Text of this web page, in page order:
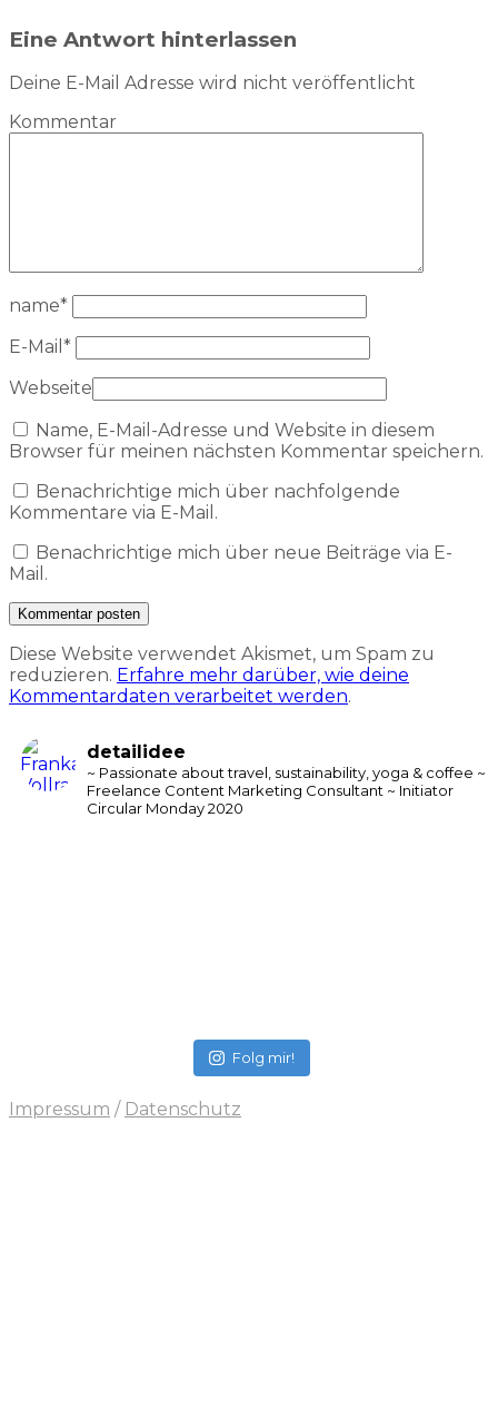
Eine Antwort hinterlassen
Deine E-Mail Adresse wird nicht veröffentlicht
Kommentar
name*
E-Mail *
Webseite
Name, E-Mail-Adresse und Website in diesem
Browser für meinen nächsten Kommentar speichern.
Benachrichtige mich über nachfolgende
Kommentare via E-Mail.
Benachrichtige mich über neue Beiträge via E-
Mail.
Diese Website verwendet Akismet, um Spam zu
reduzieren. Erfahre mehr darüber, wie deine
Kommentardaten verarbeitet werden.
detailidee
~ Passionate about travel, sustainability, yoga & coffee ~
Freelance Content Marketing Consultant ~ Initiator
Circular Monday 2020
Folg mir!
Impressum / Datenschutz